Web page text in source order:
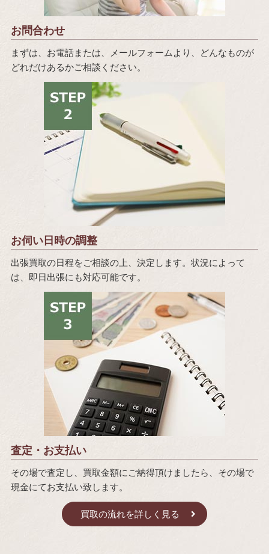
お問合わせ
まずは、お電話または、メールフォームより、どんなものが
どれだけあるかご相談ください。
お伺い日時の調整
出張買取の日程をご相談の上、決定します。状況によって
は、即日出張にも対応可能です。
査定・お支払い
その場で査定し、買取金額にご納得頂けましたら、その場で
現金にてお支払い致します。
買取の流れを詳しく見る